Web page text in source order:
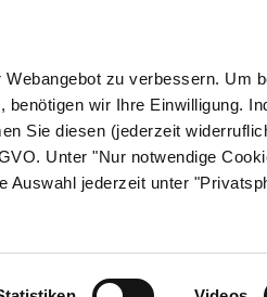
zu verbessern. Um
wir Ihre Einwilligung.
Sie diesen (jederzeit
Unter "Nur notwendige
Auswahl jederzeit unter
Eltern & Kind Gesund
AL